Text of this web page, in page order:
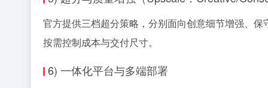
官方提供三档超分策略，分别面向创意细节增强、
按需控制成本与交付尺寸。
6) 一体化平台与多端部署